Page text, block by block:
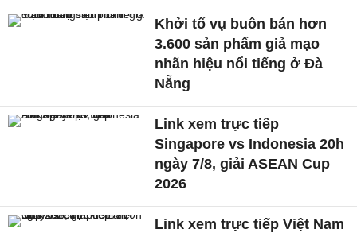
Khởi tố vụ buôn bán hơn
3.600 sản phẩm giả mạo
nhãn hiệu nổi tiếng ở Đà
Nẵng
Link xem trực tiếp
Singapore vs Indonesia 20h
ngày 7/8, giải ASEAN Cup
2026
Link xem trực tiếp Việt Nam